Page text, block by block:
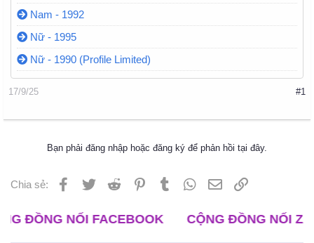
Nam - 1992
Nữ - 1995
Nữ - 1990 (Profile Limited)
#1
17/9/25
Bạn phải đăng nhập hoặc đăng ký để phản hồi tại đây.
Chia sẻ: Facebook
Twitter Reddit PinterestTumblr WhatsApp
Email
NỐI FACEBOOK CỘNG ĐỒNG NỐI ZALO